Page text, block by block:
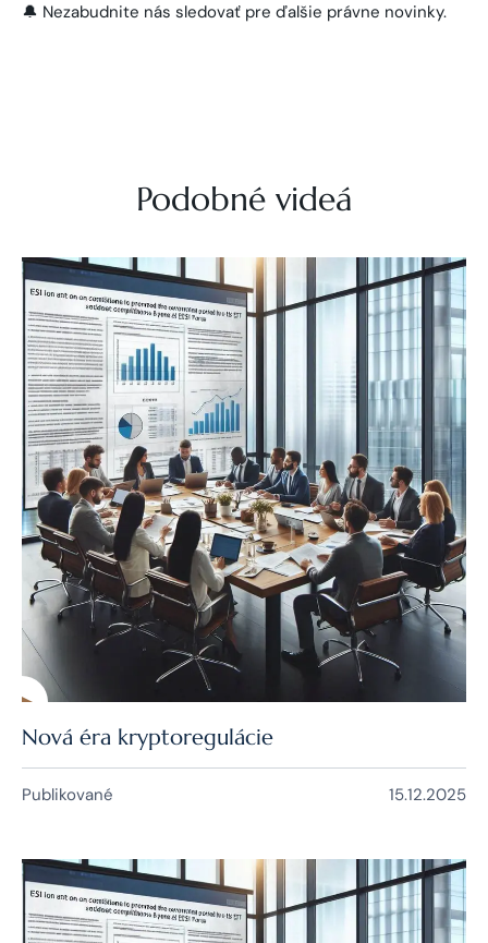
🔔 Nezabudnite nás sledovať pre ďalšie právne novinky.
Podobné videá
Nová éra kryptoregulácie
Publikované 15.12.2025